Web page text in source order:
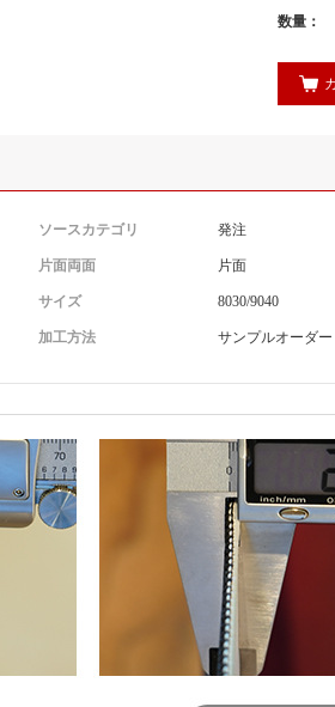
数量：
ソースカテゴリ 発注
片面両面 片面
サイズ 8030/9040
加工方法 サンプルオーダー